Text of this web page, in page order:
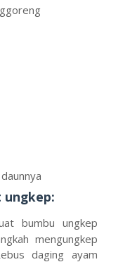
ungkep:
bumbu ungkep
mengungkep
daging ayam